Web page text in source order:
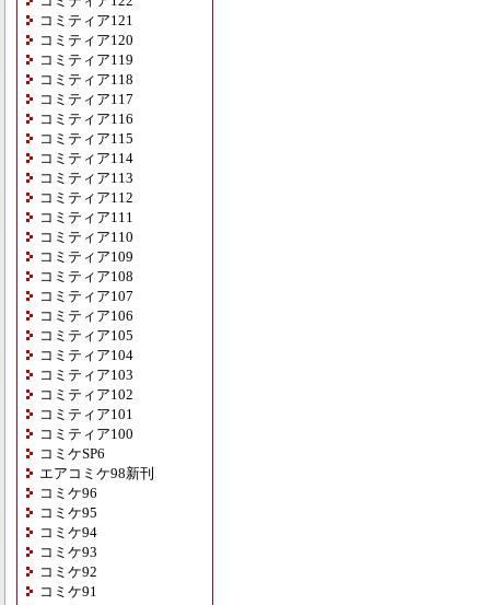
コミティア121
コミティア120
コミティア119
コミティア118
コミティア117
コミティア116
コミティア115
コミティア114
コミティア113
コミティア112
コミティア111
コミティア110
コミティア109
コミティア108
コミティア107
コミティア106
コミティア105
コミティア104
コミティア103
コミティア102
コミティア101
コミティア100
コミケSP6
エアコミケ98新刊
コミケ96
コミケ95
コミケ94
コミケ93
コミケ92
コミケ91